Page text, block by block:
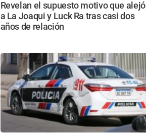
Revelan el supuesto motivo que alejó
a La Joaqui y Luck Ra tras casi dos
años de relación